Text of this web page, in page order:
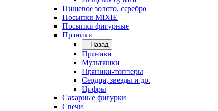
Пищевое золото, серебро
Посыпки MIXIE
Посыпки фигурные
Пряники
Назад
Пряники
Мультяшки
Пряники-топперы
Сердца, звезды и др.
Цифры
Сахарные фигурки
Свечи